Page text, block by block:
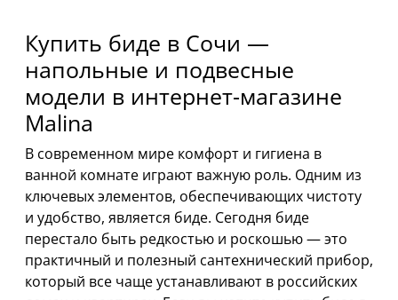
Купить биде в Сочи —
напольные и подвесные
модели в интернет-магазине
Malina
В современном мире комфорт и гигиена в
ванной комнате играют важную роль. Одним из
ключевых элементов, обеспечивающих чистоту
и удобство, является биде. Сегодня биде
перестало быть редкостью и роскошью — это
практичный и полезный сантехнический прибор,
который все чаще устанавливают в российских